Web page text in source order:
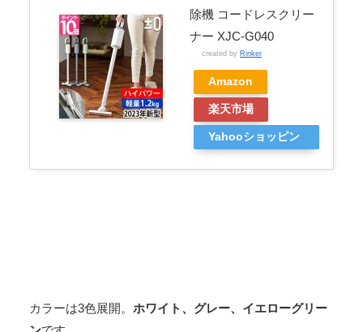
除機 コードレスクリー
ナー XJC-G040
created by Rinker
Amazon
楽天市場
Yahooショッピン
カラーは3色展開。 ホワイト、グレー、イエローグリー